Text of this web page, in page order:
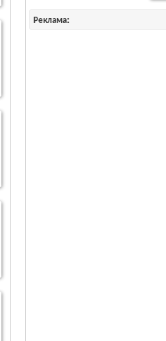
Реклама: